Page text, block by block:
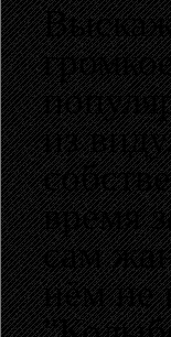
из
время
сам
нём не